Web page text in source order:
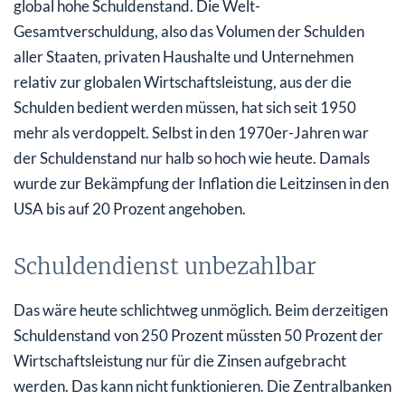
global hohe Schuldenstand. Die Welt-
Gesamtverschuldung, also das Volumen der Schulden
aller Staaten, privaten Haushalte und Unternehmen
relativ zur globalen Wirtschaftsleistung, aus der die
Schulden bedient werden müssen, hat sich seit 1950
mehr als verdoppelt. Selbst in den 1970er-Jahren war
der Schuldenstand nur halb so hoch wie heute. Damals
wurde zur Bekämpfung der Inflation die Leitzinsen in den
USA bis auf 20 Prozent angehoben.
Schuldendienst unbezahlbar
Das wäre heute schlichtweg unmöglich. Beim derzeitigen
Schuldenstand von 250 Prozent müssten 50 Prozent der
Wirtschaftsleistung nur für die Zinsen aufgebracht
werden. Das kann nicht funktionieren. Die Zentralbanken